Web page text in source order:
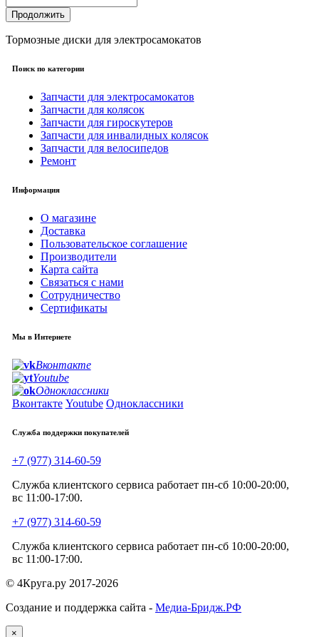
Продолжить
Тормозные диски для электросамокатов
Поиск по категории
Запчасти для электросамокатов
Запчасти для колясок
Запчасти для гироскутеров
Запчасти для инвалидных колясок
Запчасти для велосипедов
Ремонт
Информация
О магазине
Доставка
Пользовательское соглашение
Производители
Карта сайта
Связаться с нами
Сотрудничество
Сертификаты
Мы в Интернете
Вконтакте
Youtube
Одноклассники
Вконтакте Youtube Одноклассники
Служба поддержки покупателей
+7 (977) 314-60-59
Служба клиентского сервиса работает пн-сб 10:00-20:00,
вс 11:00-17:00.
+7 (977) 314-60-59
Служба клиентского сервиса работает пн-сб 10:00-20:00,
вс 11:00-17:00.
© 4Круга.ру 2017-2026
Создание и поддержка сайта - Медиа-Бридж.РФ
×